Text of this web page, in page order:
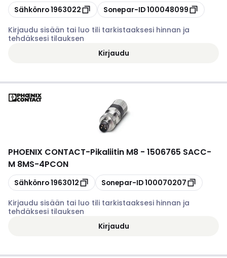
Kopioi
Sähkönro1963022 Kopioi
Sonepar-ID100048099
Kirjaudu sisään tai luo tili tarkistaaksesi hinnan ja
tehdäksesi tilauksen
Kirjaudu
PHOENIX CONTACT-Pikaliitin M8 - 1506765 SACC-
M 8MS-4PCON
Kopioi
Sähkönro1963012 Kopioi
Sonepar-ID100070207
Kirjaudu sisään tai luo tili tarkistaaksesi hinnan ja
tehdäksesi tilauksen
Kirjaudu